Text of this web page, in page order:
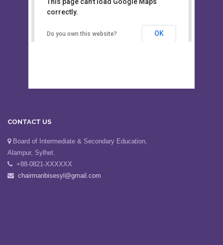
Board of Intermediate &
Sylhet
This page can't load Google Maps
Board of Intermediate & Secondary Education,
Alampur, Sylhet.
+88-0821-XXXXXX